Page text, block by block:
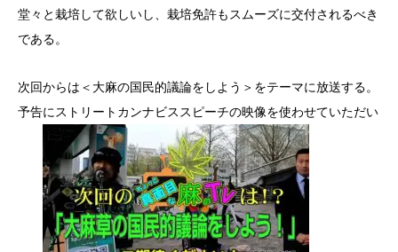
堂々と栽培して欲しいし、栽培免許もスムーズに交付されるべき
である。
次回からは＜大麻の国民的議論をしよう＞をテーマに放送する。
予告にストリートカンナビススピーチの映像を使わせていただい